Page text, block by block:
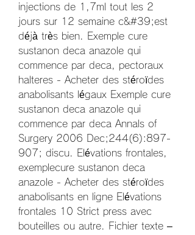
injections de 1,7ml tout les 2
jours sur 12 semaine c&#39;est
déjà très bien. Exemple cure
sustanon deca anazole qui
commence par deca, pectoraux
halteres - Acheter des stéroïdes
anabolisants légaux Exemple cure
sustanon deca anazole qui
commence par deca Annals of
Surgery 2006 Dec;244(6):897-
907; discu. Elévations frontales,
exemplecure sustanon deca
anazole - Acheter des stéroïdes
anabolisants en ligne Elévations
frontales 10 Strict press avec
bouteilles ou autre. Fichier texte –